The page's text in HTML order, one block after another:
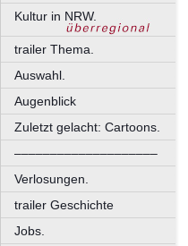
Kultur in NRW.
trailer Thema.
Auswahl.
Augenblick
Zuletzt gelacht: Cartoons.
––––––––––––––––––––
Verlosungen.
trailer Geschichte
Jobs.